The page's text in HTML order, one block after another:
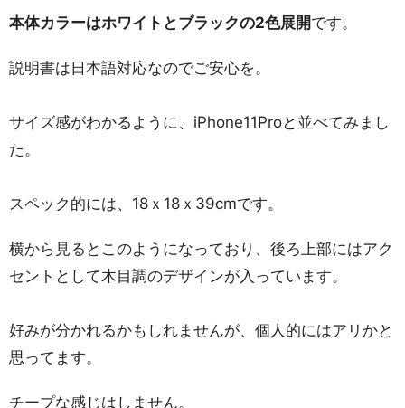
本体カラーはホワイトとブラックの2色展開です。
説明書は日本語対応なのでご安心を。
サイズ感がわかるように、iPhone11Proと並べてみまし
た。
スペック的には、18ｘ18ｘ39cmです。
横から見るとこのようになっており、後ろ上部にはアク
セントとして木目調のデザインが入っています。
好みが分かれるかもしれませんが、個人的にはアリかと
思ってます。
チープな感じはしません。